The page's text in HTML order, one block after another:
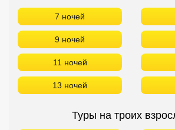
7 ночей
9 ночей
11 ночей
13 ночей
Туры на троих